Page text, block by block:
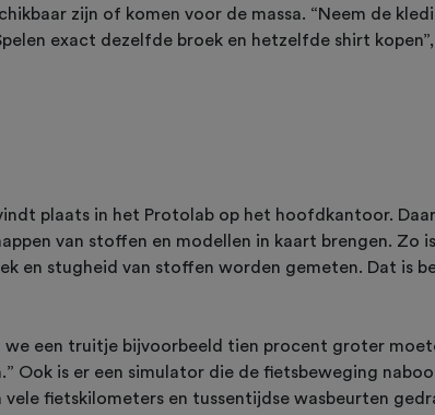
zijn of komen voor de massa. “Neem de
exact dezelfde broek en hetzelfde shirt
plaats in het Protolab op het hoofdkantoor.
van stoffen en modellen in kaart brengen. Zo
en stugheid van stoffen worden gemeten. Dat is
we een truitje bijvoorbeeld tien procent groter
Ook is er een simulator die de fietsbeweging
vele fietskilometers en tussentijdse wasbeurten